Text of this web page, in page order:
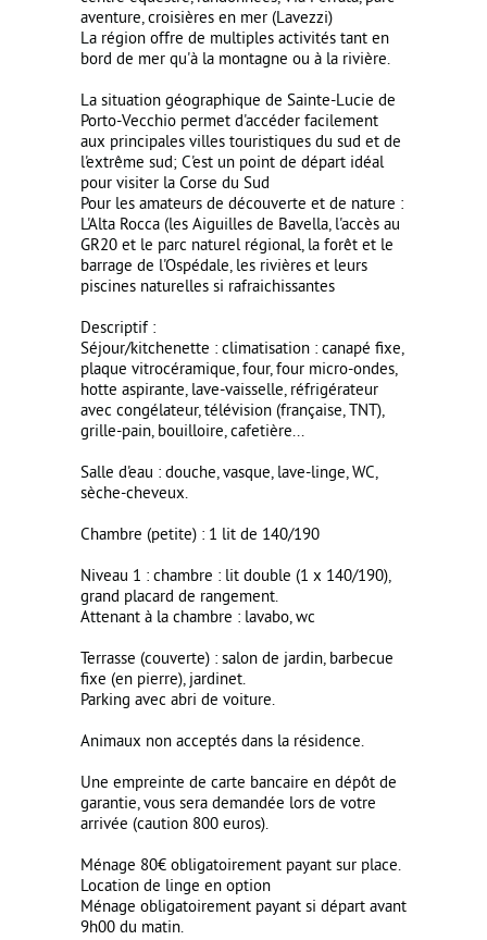
aventure, croisières en mer (Lavezzi)
La région offre de multiples activités tant en
bord de mer qu'à la montagne ou à la rivière.
La situation géographique de Sainte-Lucie de
Porto-Vecchio permet d'accéder facilement
aux principales villes touristiques du sud et de
l'extrême sud; C'est un point de départ idéal
pour visiter la Corse du Sud
Pour les amateurs de découverte et de nature :
L'Alta Rocca (les Aiguilles de Bavella, l'accès au
GR20 et le parc naturel régional, la forêt et le
barrage de l'Ospédale, les rivières et leurs
piscines naturelles si rafraichissantes
Descriptif :
Séjour/kitchenette : climatisation : canapé fixe,
plaque vitrocéramique, four, four micro-ondes,
hotte aspirante, lave-vaisselle, réfrigérateur
avec congélateur, télévision (française, TNT),
grille-pain, bouilloire, cafetière...
Salle d'eau : douche, vasque, lave-linge, WC,
sèche-cheveux.
Chambre (petite) : 1 lit de 140/190
Niveau 1 : chambre : lit double (1 x 140/190),
grand placard de rangement.
Attenant à la chambre : lavabo, wc
Terrasse (couverte) : salon de jardin, barbecue
fixe (en pierre), jardinet.
Parking avec abri de voiture.
Animaux non acceptés dans la résidence.
Une empreinte de carte bancaire en dépôt de
garantie, vous sera demandée lors de votre
arrivée (caution 800 euros).
Ménage 80€ obligatoirement payant sur place.
Location de linge en option
Ménage obligatoirement payant si départ avant
9h00 du matin.